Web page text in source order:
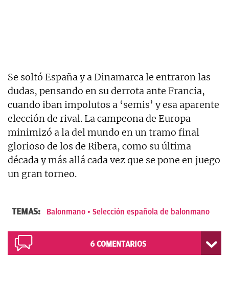
Se soltó España y a Dinamarca le entraron las
dudas, pensando en su derrota ante Francia,
cuando iban impolutos a ‘semis’ y esa aparente
elección de rival. La campeona de Europa
minimizó a la del mundo en un tramo final
glorioso de los de Ribera, como su última
década y más allá cada vez que se pone en juego
un gran torneo.
TEMAS: Balonmano Selección española de balonmano
6 COMENTARIOS